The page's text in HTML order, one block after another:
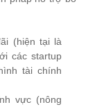
(hiện tại là
các startup
tài chính
vực (nông